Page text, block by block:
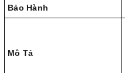
Bảo Hành
Mô Tả